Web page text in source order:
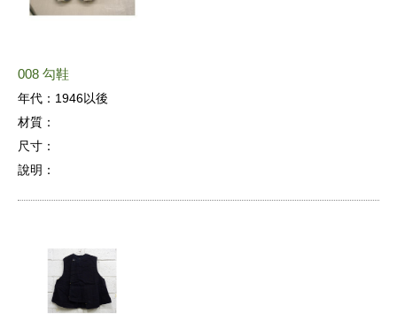
008 勾鞋
年代： 1946以後
材質：
尺寸：
說明：